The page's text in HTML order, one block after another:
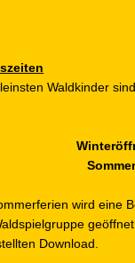
Waldkinder
wird eine
Download.